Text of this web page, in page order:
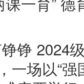
铮 2024
一场以“